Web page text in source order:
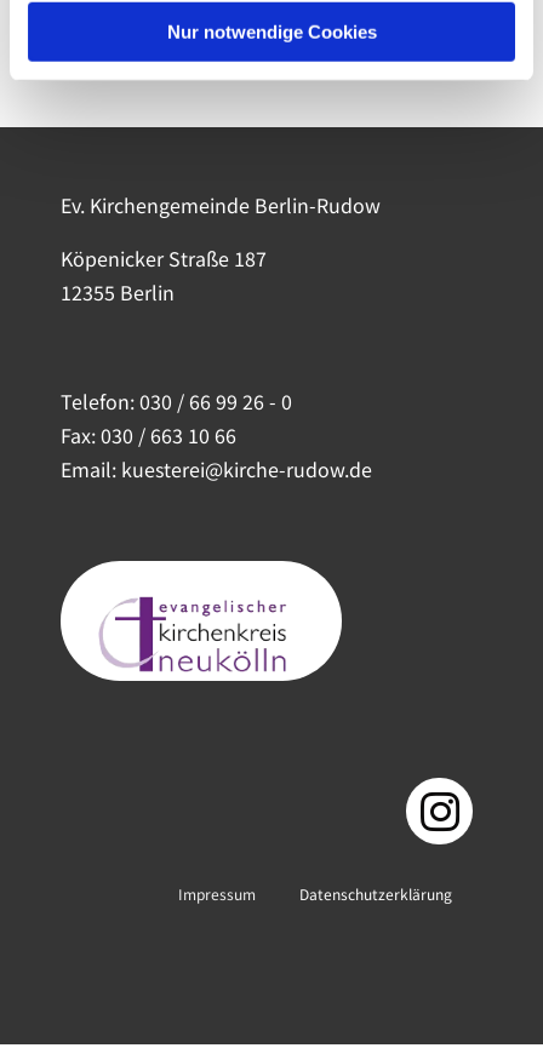
Nur notwendige Cookies
Ev. Kirchengemeinde Berlin-Rudow
Köpenicker Straße 187
12355 Berlin
Telefon:030 / 66 99 26 - 0
Fax: 030 / 663 10 66
Email: kuesterei@kirche-rudow.de
Impressum Datenschutzerklärung